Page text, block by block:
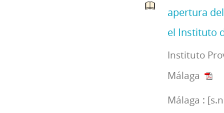
apertura
el Instituto
Instituto
Málaga
Málaga :